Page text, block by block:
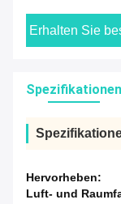
Erhalten Sie
Spezifikationen
Hervorheben:
Luft- und